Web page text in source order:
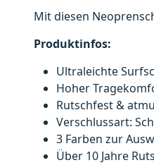
Mit diesen
Produktinfos:
Ultraleichte
Hoher
Rutschfest &
Verschlussart:
3 Farben zur
Über 10 Jahre